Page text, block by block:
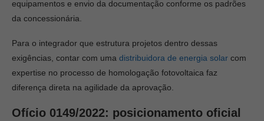
equipamentos e envio da documentação conforme os padrões
da concessionária.
Para o integrador que estrutura projetos dentro dessas
exigências, contar com uma distribuidora de energia solar com
expertise no processo de homologação fotovoltaica faz
diferença direta na agilidade da aprovação.
Ofício 0149/2022: posicionamento oficial